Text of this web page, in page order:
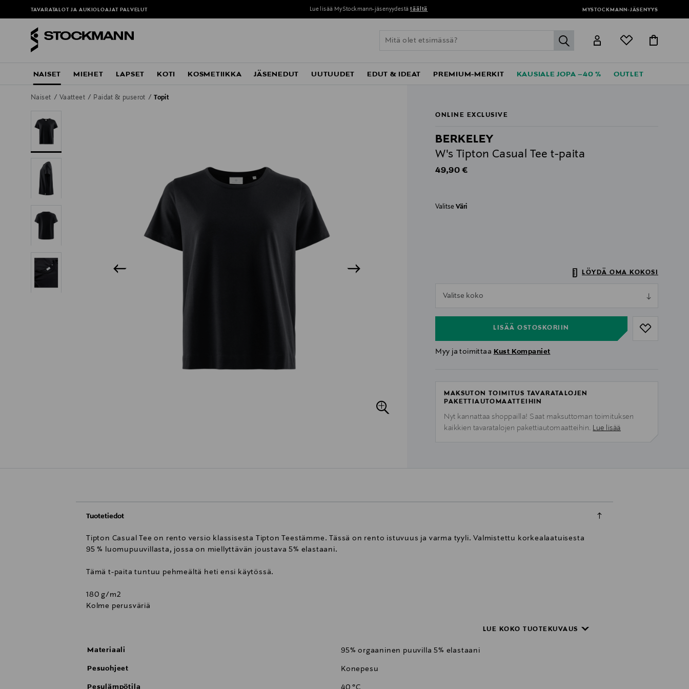
TAVARATALOT JA AUKIOLOAJAT PALVELUT Lue lisää MyStockmann-jäsenyydestä täältä MYSTOCKMANN-JÄSENYYS
label.header.go
NAISET MIEHET LAPSET KOTI KOSMETIIKKA JÄSENEDUT UUTUUDET EDUT & IDEAT PREMIUM-MERKIT KAUSIALE JOPA –40 % OUTLET
Naiset Vaatteet Paidat & puserot Topit
ONLINE EXCLUSIVE
BERKELEY
W's Tipton Casual Tee t-paita
Original Price
49,90 €
ValitseVäri
LÖYDÄ OMA KOKOSI
Valitse koko
LISÄÄ OSTOSKORIIN
Myy ja toimittaa Kust Kompaniet
MAKSUTON TOIMITUS TAVARATALOJEN
PAKETTIAUTOMAATTEIHIN
Nyt kannattaa shoppailla! Saat maksuttoman toimituksen
kaikkien tavaratalojen pakettiautomaatteihin. Lue lisää
Tuotetiedot
Tipton Casual Tee on rento versio klassisesta Tipton Teestämme. Tässä on rento istuvuus ja varma tyyli. Valmistettu korkealaatuisesta
95 % luomupuuvillasta, jossa on miellyttävän joustava 5% elastaani.
Tämä t-paita tuntuu pehmeältä heti ensi käytössä.
180 g/m2
Kolme perusväriä
LUE KOKO TUOTEKUVAUS
Materiaali 95% orgaaninen puuvilla 5% elastaani
Pesuohjeet Konepesu
Pesulämpötila 40 °C